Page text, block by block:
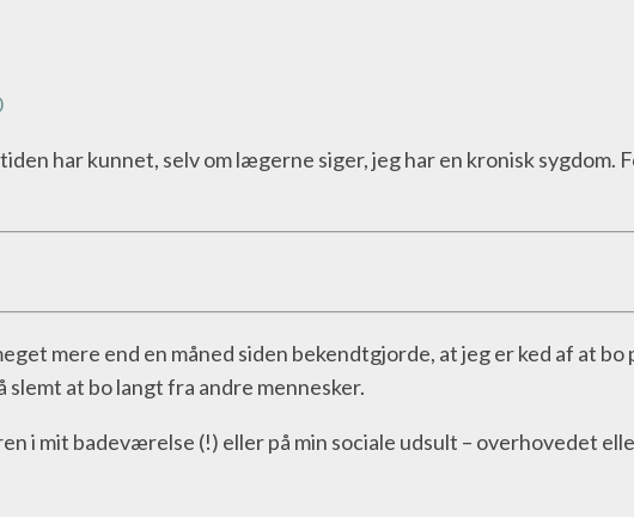
har kunnet, selv om lægerne siger, jeg har en kronisk sygdom.
mere end en måned siden bekendtgjorde, at jeg er ked af at bo
slemt at bo langt fra andre mennesker.
i mit badeværelse (!) eller på min sociale udsult – overhovedet